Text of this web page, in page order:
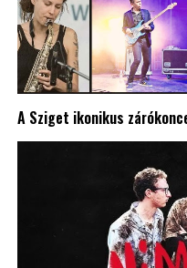
A Sziget ikonikus